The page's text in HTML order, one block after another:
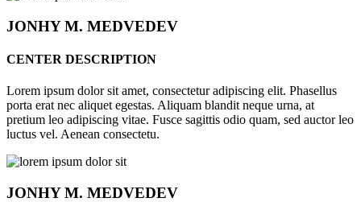
JONHYM. MEDVEDEV
CENTER DESCRIPTION
Lorem ipsum dolor sit amet, consectetur adipiscing elit. Phasellus
porta erat nec aliquet egestas. Aliquam blandit neque urna, at
pretium leo adipiscing vitae. Fusce sagittis odio quam, sed auctor leo
luctus vel. Aenean consectetu.
JONHYM. MEDVEDEV